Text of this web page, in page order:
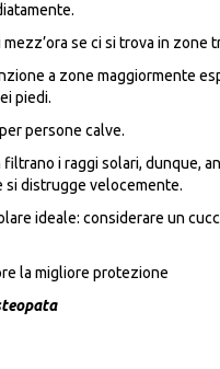
se ci si trova in zone
a zone maggiormente
piedi.
persone calve.
i raggi solari, dunque,
si distrugge velocemente.
ideale: considerare un
la migliore protezione